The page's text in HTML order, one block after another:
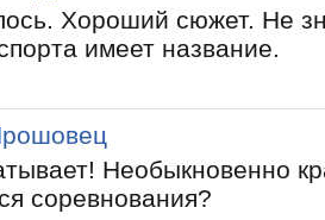
Хороший сюжет. Не
имеет название.
Необыкновенно
соревнования?